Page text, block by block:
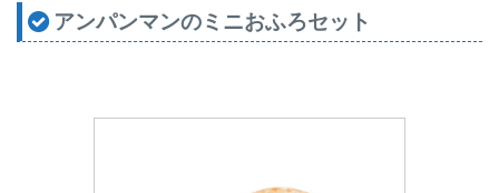
アンパンマンのミニおふろセット